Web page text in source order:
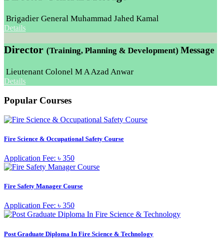
Brigadier General Muhammad Jahed Kamal
Details
Director (Training, Planning & Development) Message
Lieutenant Colonel M A Azad Anwar
Details
Popular Courses
Fire Science & Occupational Safety Course
Application Fee: ৳ 350
Fire Safety Manager Course
Application Fee: ৳ 350
Post Graduate Diploma In Fire Science & Technology